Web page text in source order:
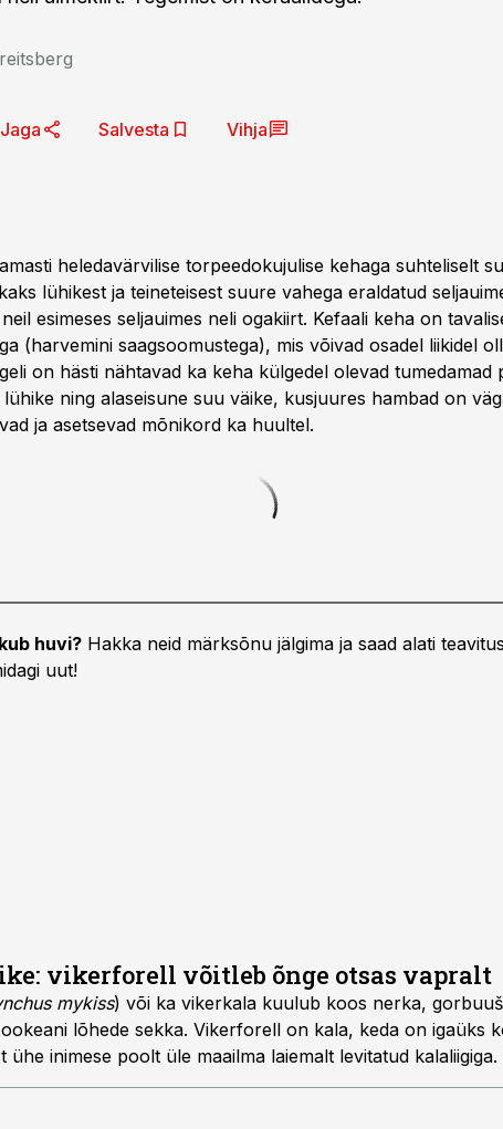
Jaga Salvesta Vihja
heledavärvilise torpeedokujulise kehaga suhteliselt
lühikest ja teineteisest suure vahega eraldatud
esimeses seljauimes neli ogakiirt. Kefaali keha on
(harvemini saagsoomustega), mis võivad osadel liikidel
on hästi nähtavad ka keha külgedel olevad tumedamad
ning alaseisune suu väike, kusjuures hambad on
ja asetsevad mõnikord ka huultel.
huvi? Hakka neid märksõnu jälgima ja saad alati
uut!
vikerforell võitleb õnge otsas vapralt
mykiss) või ka vikerkala kuulub koos nerka,
lõhede sekka. Vikerforell on kala, keda on igaüks
ühe inimese poolt üle maailma laiemalt levitatud kalaliigiga.